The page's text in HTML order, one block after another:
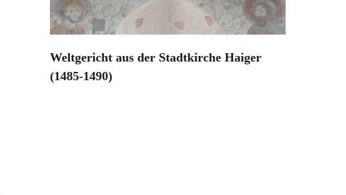
Weltgericht aus der Stadtkirche Haiger
(1485-1490)